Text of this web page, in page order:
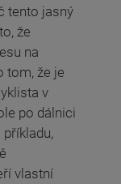
tento jasný
že
na
tom, že je
v
po dálnici
vlastní